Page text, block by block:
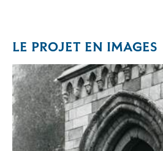
LE PROJET EN IMAGES